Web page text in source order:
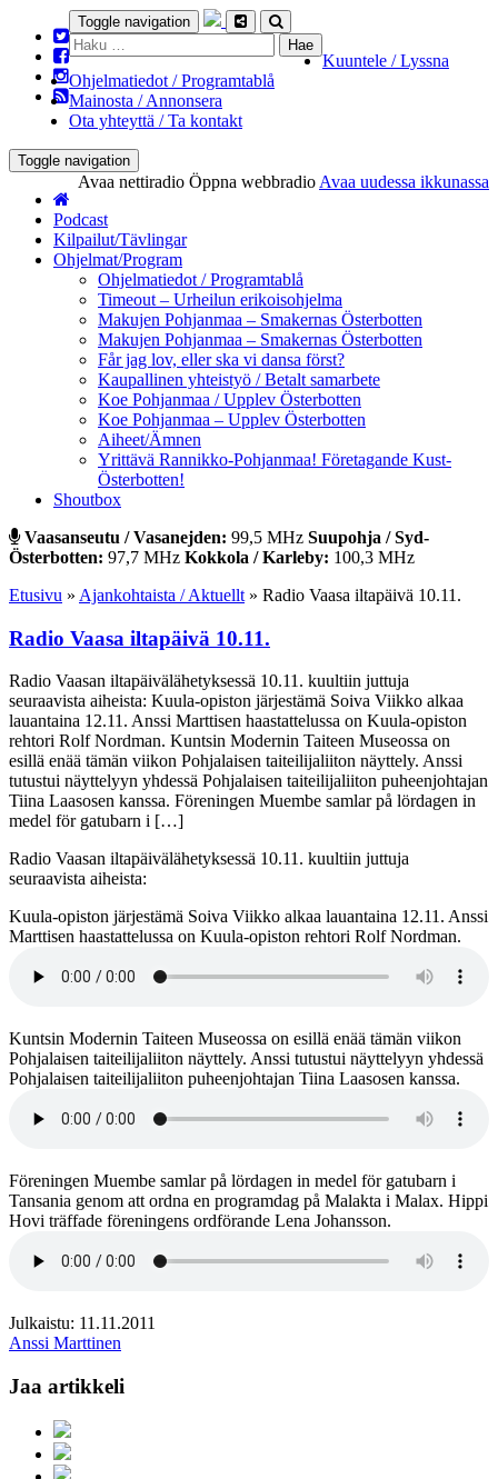
Toggle navigation
Haku:
Kuuntele / Lyssna
Ohjelmatiedot / Programtablå
Mainosta / Annonsera
Ota yhteyttä / Ta kontakt
Toggle navigation
Avaa nettiradio Öppna webbradio Avaa uudessa ikkunassa
Podcast
Kilpailut/Tävlingar
Ohjelmat/Program
Ohjelmatiedot / Programtablå
Timeout – Urheilun erikoisohjelma
Makujen Pohjanmaa – Smakernas Österbotten
Makujen Pohjanmaa – Smakernas Österbotten
Får jag lov, eller ska vi dansa först?
Kaupallinen yhteistyö / Betalt samarbete
Koe Pohjanmaa / Upplev Österbotten
Koe Pohjanmaa – Upplev Österbotten
Aiheet/Ämnen
Yrittävä Rannikko-Pohjanmaa! Företagande Kust-
Österbotten!
Shoutbox
Vaasanseutu / Vasanejden: 99,5 MHz Suupohja / Syd-
Österbotten: 97,7 MHz Kokkola / Karleby: 100,3 MHz
Etusivu » Ajankohtaista / Aktuellt » Radio Vaasa iltapäivä 10.11.
Radio Vaasa iltapäivä 10.11.
Radio Vaasan iltapäivälähetyksessä 10.11. kuultiin juttuja
seuraavista aiheista: Kuula-opiston järjestämä Soiva Viikko alkaa
lauantaina 12.11. Anssi Marttisen haastattelussa on Kuula-opiston
rehtori Rolf Nordman. Kuntsin Modernin Taiteen Museossa on
esillä enää tämän viikon Pohjalaisen taiteilijaliiton näyttely. Anssi
tutustui näyttelyyn yhdessä Pohjalaisen taiteilijaliiton puheenjohtajan
Tiina Laasosen kanssa. Föreningen Muembe samlar på lördagen in
medel för gatubarn i […]
Radio Vaasan iltapäivälähetyksessä 10.11. kuultiin juttuja
seuraavista aiheista:
Kuula-opiston järjestämä Soiva Viikko alkaa lauantaina 12.11. Anssi
Marttisen haastattelussa on Kuula-opiston rehtori Rolf Nordman.
Kuntsin Modernin Taiteen Museossa on esillä enää tämän viikon
Pohjalaisen taiteilijaliiton näyttely. Anssi tutustui näyttelyyn yhdessä
Pohjalaisen taiteilijaliiton puheenjohtajan Tiina Laasosen kanssa.
Föreningen Muembe samlar på lördagen in medel för gatubarn i
Tansania genom att ordna en programdag på Malakta i Malax. Hippi
Hovi träffade föreningens ordförande Lena Johansson.
Julkaistu: 11.11.2011
Anssi Marttinen
Jaa artikkeli